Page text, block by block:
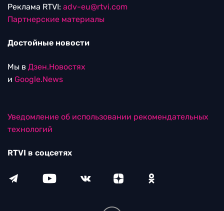
Реклама RTVI: adv-eu@rtvi.com
Партнерские материалы
Достойные новости
Мы в Дзен.Новостях
и Google.News
Уведомление об использовании рекомендательных
технологий
RTVI в соцсетях